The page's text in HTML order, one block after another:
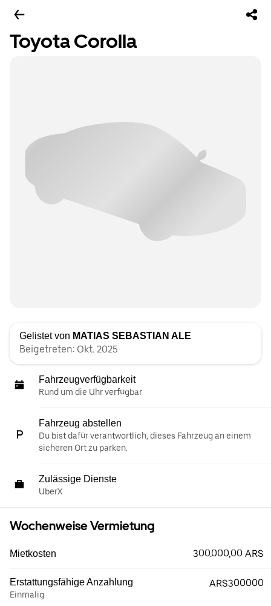
Toyota Corolla
Gelistet von MATIAS SEBASTIAN ALE
Beigetreten: Okt. 2025
Fahrzeugverfügbarkeit
Rund um die Uhr verfügbar
Fahrzeug abstellen
Du bist dafür verantwortlich, dieses Fahrzeug an einem
sicheren Ort zu parken.
Zulässige Dienste
UberX
Wochenweise Vermietung
Mietkosten 300.000,00 ARS
Erstattungsfähige Anzahlung
Einmalig
ARS300000